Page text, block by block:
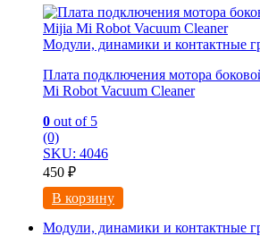
Модули, динамики и контактные
Плата подключения мотора
Mi Robot Vacuum Cleaner
0 out of 5
(0)
SKU: 4046
450 ₽
В корзину
Модули, динамики и контактные